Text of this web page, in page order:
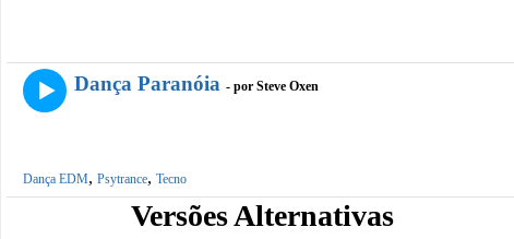
Dança Paranóia - por Steve Oxen
Dança EDM, Psytrance, Tecno
Versões Alternativas